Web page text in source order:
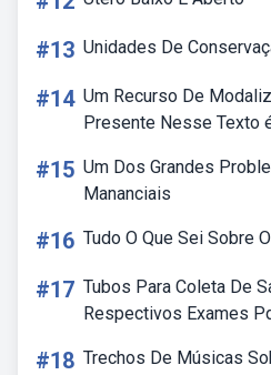
#13 Unidades De
#14 Um Recurso De
Presente Nesse Texto
#15 Um Dos Grandes
Mananciais
#16 Tudo O Que Sei Sobre
#17 Tubos Para Coleta De
Respectivos Exames
#18 Trechos De Músicas